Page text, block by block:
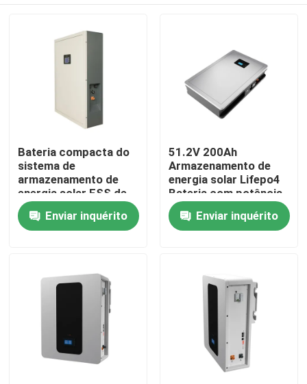
Casa
Produtos
Quem Somos
Bateria compacta do
sistema de
armazenamento de
energia solar ESS de
51.2V 200Ah para um
desempenho ideal
Enviar inquérito
51.2V 200Ah
Armazenamento de
energia solar Lifepo4
Bateria com potência
nominal 10,24KWh
95%DODEnviar inquérito